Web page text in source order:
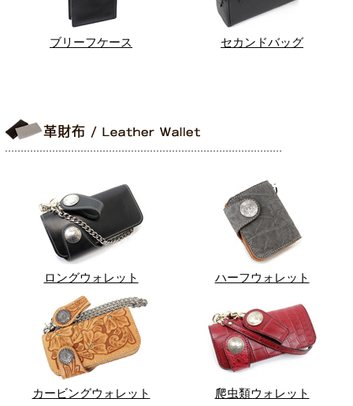
ブリーフケース セカンドバッグ
ロングウォレット ハーフウォレット
カービングウォレット 爬虫類ウォレット